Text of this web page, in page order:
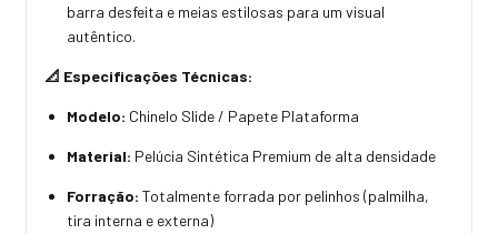
barra desfeita e meias estilosas para um visual
autêntico.
📐 Especificações Técnicas:
Modelo: Chinelo Slide / Papete Plataforma
Material: Pelúcia Sintética Premium de alta densidade
Forração: Totalmente forrada por pelinhos (palmilha,
tira interna e externa)